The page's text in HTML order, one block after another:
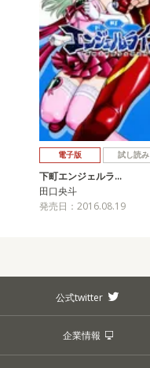
電子版 試し読み
下町エンジェルラ…
田口央斗
発売日：2016.08.19
公式twitter
企業情報